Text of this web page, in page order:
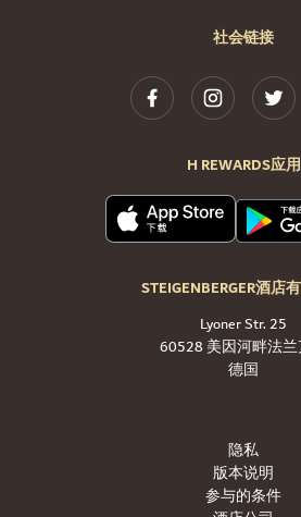
社会链接
H REWARDS应用
STEIGENBERGER酒店
Lyoner Str. 25
60528 美因河畔法
德国
隐私
版本说明
参与的条件